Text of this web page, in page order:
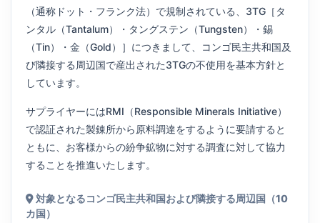
（通称ドット・フランク法）で規制されている、3TG［タ
ンタル（Tantalum）・タングステン（Tungsten）・錫
（Tin）・金（Gold）］につきまして、コンゴ民主共和国及
び隣接する周辺国で産出された3TGの不使用を基本方針と
しています。
サプライヤーにはRMI（Responsible Minerals Initiative）
で認証された製錬所から原料調達をするように要請すると
ともに、お客様からの紛争鉱物に対する調査に対して協力
することを推進いたします。
対象となるコンゴ民主共和国および隣接する周辺国（10
カ国）